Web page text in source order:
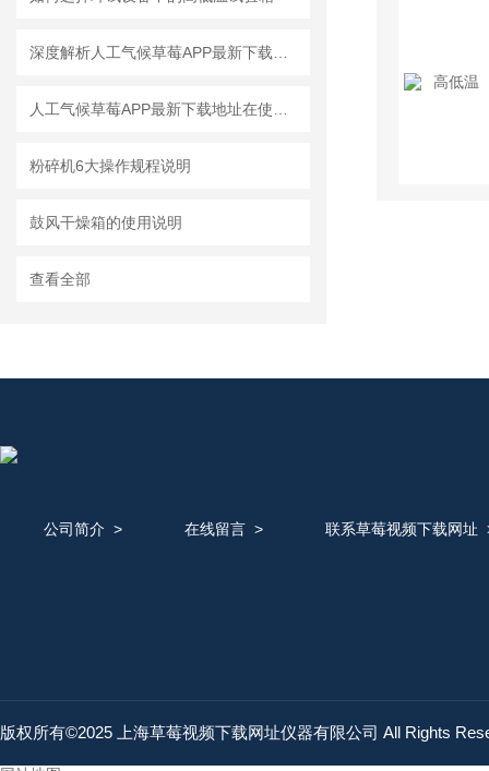
粉碎机6大操作规程说明
鼓风干燥箱的使用说明
查看全部
公司简介 > 在线留言> 联系草莓视频下载网址
版权所有©2025 上海草莓视频下载网址仪器有限公司 All Rights